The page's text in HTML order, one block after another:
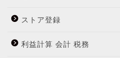
ストア登録
利益計算 会計 税務